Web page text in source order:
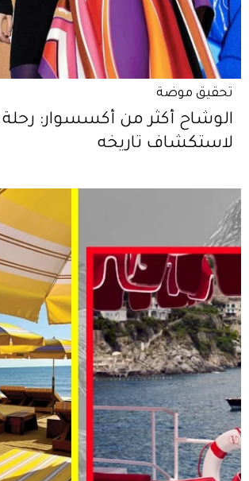
تحقيق موضة
الوشاح أكثر من أكسسوار: رحلة
لاستكشاف تاريخه